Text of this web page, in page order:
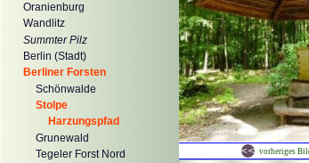
Oranienburg
Wandlitz
Summter Pilz
Berlin (Stadt)
Berliner Forsten
Schönwalde
Stolpe
Harzungspfad
Grunewald
Tegeler Forst Nord
vorheriges